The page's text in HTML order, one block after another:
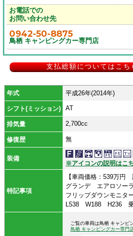
お電話での
お問い合わせ先
0942-50-8875
鳥栖 キャンピングカー専門店
支払総額についてはこち
年式 平成26年(2014年)
シフト(ミッション) AT
排気量 2,700cc
修復歴 無
装備
※アイコンの説明はこ
特記事項
【車両価格：539万円
グランデ エアロソー
フリップダウンモニ
L538 W188 H236
ご覧の車両は鳥栖 キャンピ
鳥栖 キャンピングカー専門